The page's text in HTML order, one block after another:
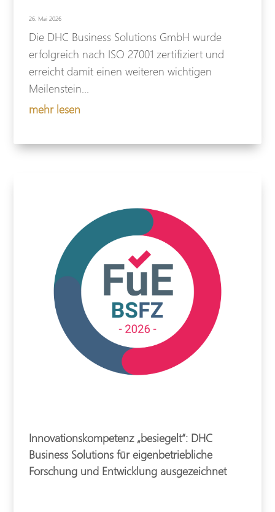
26. Mai 2026
Die DHC Business Solutions GmbH wurde
erfolgreich nach ISO 27001 zertifiziert und
erreicht damit einen weiteren wichtigen
Meilenstein...
mehr lesen
Innovationskompetenz „besiegelt“: DHC
Business Solutions für eigenbetriebliche
Forschung und Entwicklung ausgezeichnet